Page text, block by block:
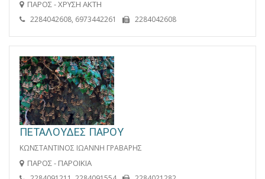
ΠΑΡΟΣ - ΧΡΥΣΗ ΑΚΤΗ
2284042608, 6973442261 2284042608
ΠΕΤΑΛΟΥΔΕΣ ΠΑΡΟΥ
ΚΩΝΣΤΑΝΤΙΝΟΣ ΙΩΑΝΝΗ ΓΡΑΒΑΡΗΣ
ΠΑΡΟΣ - ΠΑΡΟΙΚΙΑ